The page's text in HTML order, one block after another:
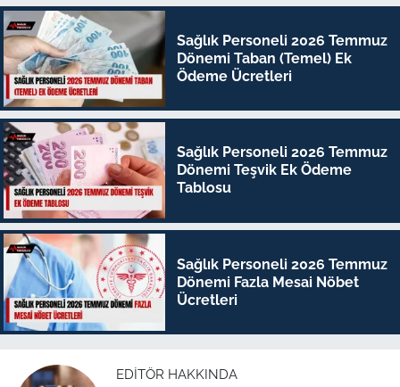
Sağlık Personeli 2026 Temmuz
Dönemi Taban (Temel) Ek
Ödeme Ücretleri
Sağlık Personeli 2026 Temmuz
Dönemi Teşvik Ek Ödeme
Tablosu
Sağlık Personeli 2026 Temmuz
Dönemi Fazla Mesai Nöbet
Ücretleri
EDITÖR HAKKINDA